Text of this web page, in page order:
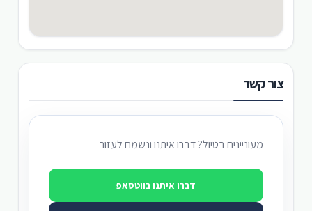
צור קשר
מעוניינים בטיול? דברו איתנו ונשמח לעזור
דברו איתנו בווטסאפ